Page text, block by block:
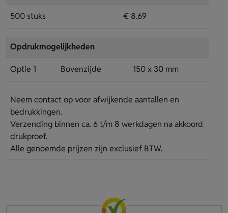
500 stuks € 8.69
Opdrukmogelijkheden
Optie 1 Bovenzijde 150 x 30 mm
Neem contact op voor afwijkende aantallen en
bedrukkingen.
Verzending binnen ca. 6 t/m 8 werkdagen na akkoord
drukproef.
Alle genoemde prijzen zijn exclusief BTW.